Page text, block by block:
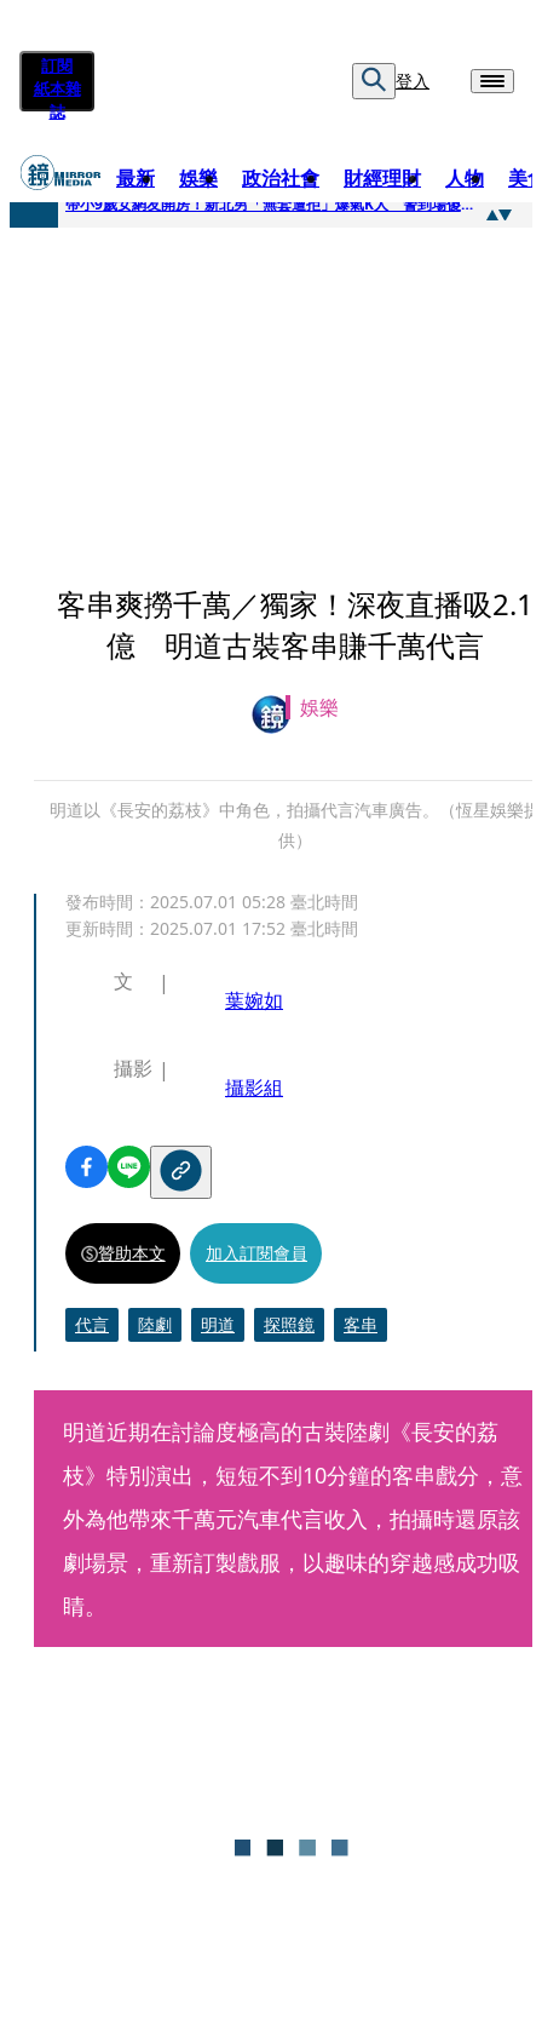
訂閱
紙本雜
誌
登入
最新 娛樂 政治社會 財經理財 人物 美
快訊
帶小9歲女網友開房！新北男「無套遭拒」爆氣K人 警到場傻眼搜到手銬、改造槍
客串爽撈千萬／獨家！深夜直播吸2.1
億 明道古裝客串賺千萬代言
娛樂
明道以《長安的荔枝》中角色，拍攝代言汽車廣告。（恆星娛樂提
供）
發布時間： 2025.07.01 05:28 臺北時間
更新時間： 2025.07.01 17:52 臺北時間
文
葉婉如
攝影
攝影組
贊助本文 加入訂閱會員
代言 陸劇 明道 探照鏡 客串
明道近期在討論度極高的古裝陸劇《長安的荔
枝》特別演出，短短不到10分鐘的客串戲分，意
外為他帶來千萬元汽車代言收入，拍攝時還原該
劇場景，重新訂製戲服，以趣味的穿越感成功吸
睛。